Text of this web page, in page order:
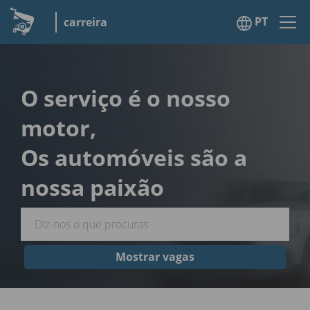
carreira PT
O serviço é o nosso
motor,
Os automóveis são a
nossa paixão
Mostrar vagas